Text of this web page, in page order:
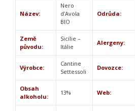
Název:
Nero
d’Avola
BIO
Odrůda:
Země
původu:
Sicílie –
Itálie
Alergeny:
Výrobce:
Cantine
Settessoli
Dovozce:
Obsah
alkoholu:
13% Web: